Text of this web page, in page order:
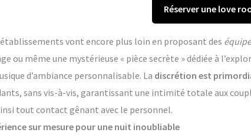
Réserver une love
vont encore plus loin en proposant des
ou même une mystérieuse « pièce secrète » dédiée à
d’ambiance personnalisable. La discrétion est
sans vis-à-vis, garantissant une intimité totale aux
tout contact gênant avec le personnel.
sur mesure pour une nuit inoubliable